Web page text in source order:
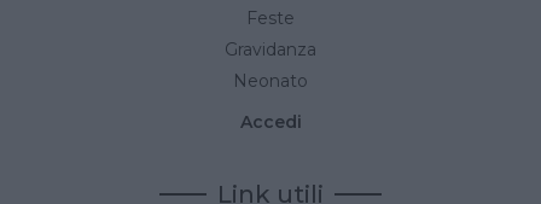
Feste
Gravidanza
Neonato
Accedi
Link utili